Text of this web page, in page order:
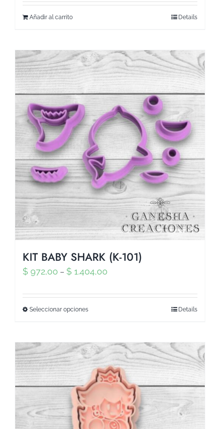
Añadir al carrito Details
KIT BABY SHARK (K-101)
$ 972,00 – $ 1.404,00
Seleccionar opciones Details